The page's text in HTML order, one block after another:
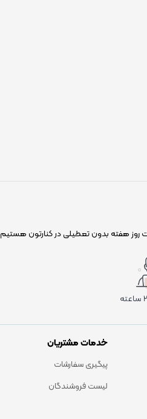
روز هفته بدون تعطیلی در کنارتون هستیم
خدمات مشتریان
پیگیری سفارشات
لیست فروشندگان